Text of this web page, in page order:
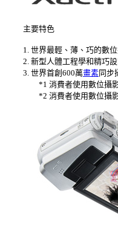
主要特色
1. 世界最輕、薄、巧的數
2. 新型人體工程學和精巧
3. 世界首創600萬畫素同步
*1 消費者使用數位攝影
*2 消費者使用數位攝影